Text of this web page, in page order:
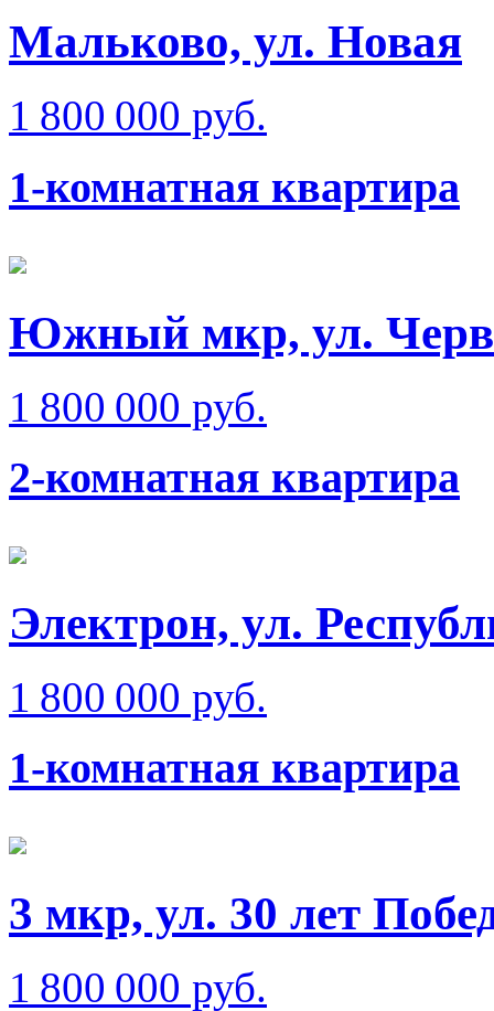
Мальково, ул. Новая
1 800 000 руб.
1-комнатная квартира
Южный мкр, ул.
1 800 000 руб.
2-комнатная квартира
Электрон, ул.
1 800 000 руб.
1-комнатная квартира
3 мкр, ул. 30 лет
1 800 000 руб.